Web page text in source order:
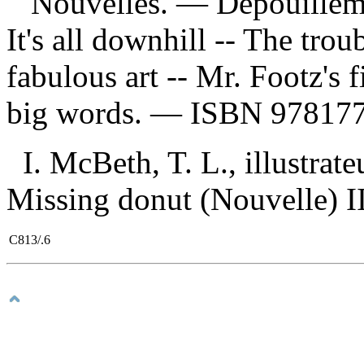
It's all downhill -- The
fabulous art -- Mr. Footz's
big words. — ISBN
I. McBeth, T. L.,
Missing donut (Nouvelle)
C813/.6